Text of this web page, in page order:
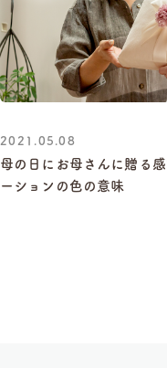
2021.05.08
母の日にお母さんに贈る
ーションの色の意味